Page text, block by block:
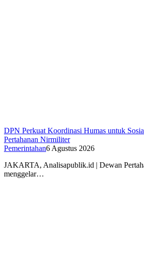
DPN Perkuat Koordinasi Humas untuk
Pertahanan Nirmiliter
Pemerintahan6 Agustus 2026
JAKARTA, Analisapublik.id | Dewan
menggelar…